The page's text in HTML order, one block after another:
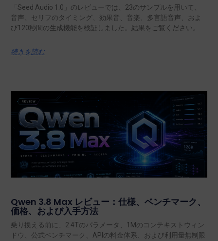
「Seed Audio 1.0」のレビューでは、23のサンプルを用いて、
音声、セリフのタイミング、効果音、音楽、多言語音声、およ
び120秒間の生成機能を検証しました。結果をご覧ください。.
続きを読む
Qwen 3.8 Max レビュー：仕様、ベンチマーク、
価格、および入手方法
乗り換える前に、2.4Tのパラメータ、1Mのコンテキストウィン
ドウ、公式ベンチマーク、APIの料金体系、および利用量無制限